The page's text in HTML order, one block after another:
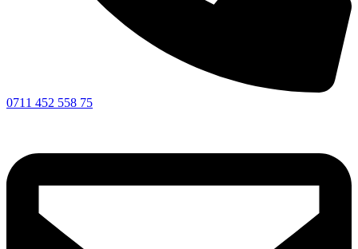
0711 452 558 75